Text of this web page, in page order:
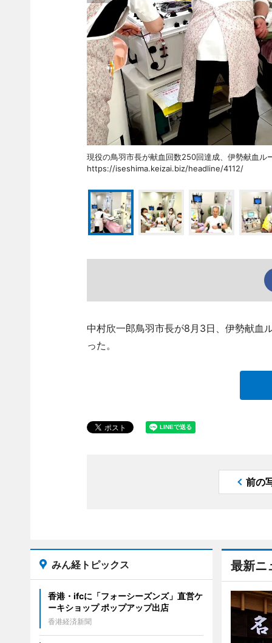
現役の鳥羽市長が献血回数250回達成、伊勢献
https://iseshima.keizai.biz/headline/4112/
中村欣一郎鳥羽市長が8月3日、伊勢献血
った。
前の
最新ニ
みん経トピックス
香港・ifcに「フォーシーズンズ」直営ケ
ーキショップ ポップアップ出店
香港経済新聞